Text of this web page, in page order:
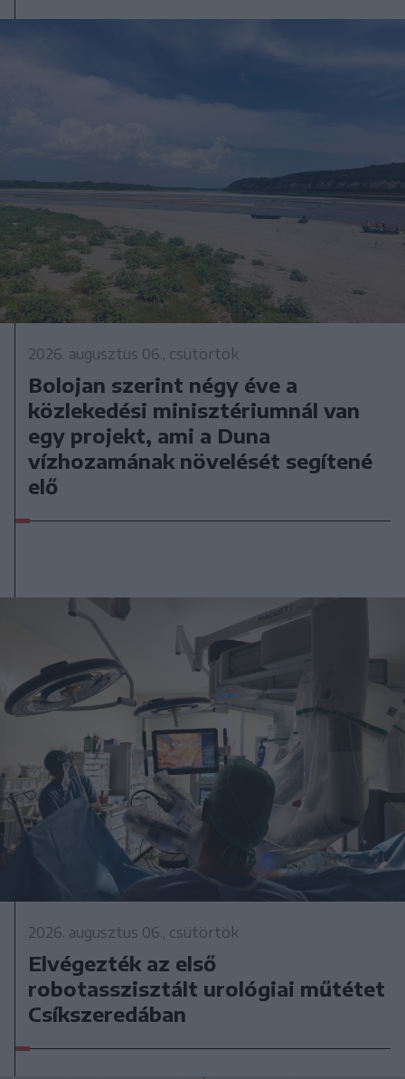
2026. augusztus 06., csütörtök
Bolojan szerint négy éve a
közlekedési minisztériumnál van
egy projekt, ami a Duna
vízhozamának növelését segítené
elő
2026. augusztus 06., csütörtök
Elvégezték az első
robotasszisztált urológiai műtétet
Csíkszeredában